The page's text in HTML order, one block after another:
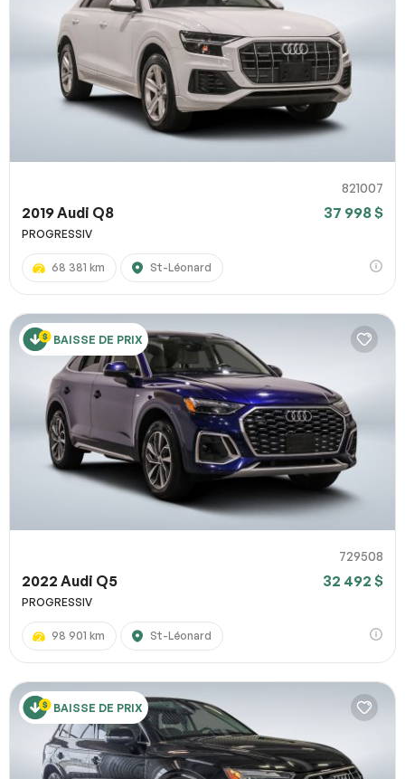
821007
2019 Audi Q8 37 998 $
PROGRESSIV
68 381 km St-Léonard
BAISSE DE PRIX
729508
2022 Audi Q5 32 492 $
PROGRESSIV
98 901 km St-Léonard
BAISSE DE PRIX